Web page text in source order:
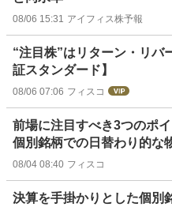
08/06 15:31 アイフィス株予報
“注目株”はリターン・リバ
証スタンダード】
08/06 07:06 フィスコ
前場に注目すべき3つのポ
個別銘柄での日替わり的な
08/04 08:40 フィスコ
決算を手掛かりとした個別